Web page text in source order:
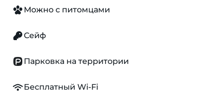
Можно с питомцами
Сейф
Парковка на территории
Бесплатный Wi-Fi